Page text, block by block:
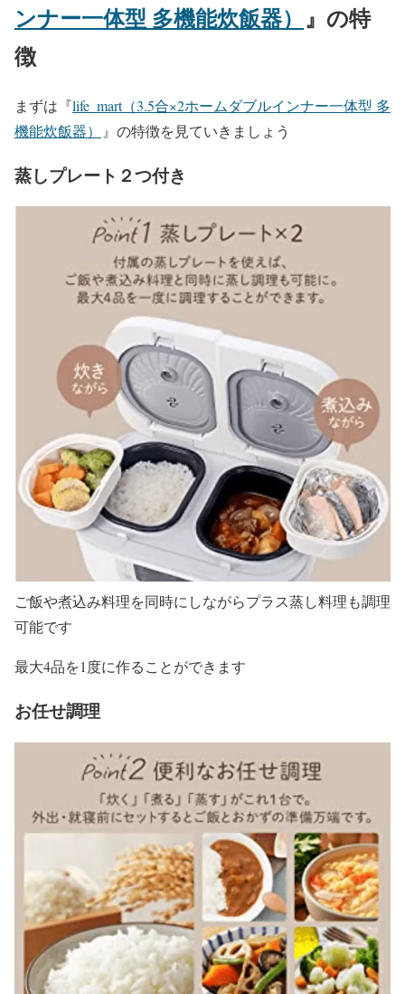
ンナー一体型 多機能炊飯器） 』の特
徴
まずは『life_mart（3.5合×2ホームダブルインナー一体型 多
機能炊飯器）
』の特徴を見ていきましょう
蒸しプレート２つ付き
ご飯や煮込み料理を同時にしながらプラス蒸し料理も調理
可能です
最大4品を1度に作ることができます
お任せ調理